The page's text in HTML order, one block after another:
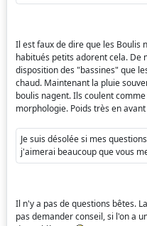
Il est faux de dire que les Boulis
habitués petits adorent cela.
disposition des "bassines" que
chaud. Maintenant la pluie
boulis nagent. Ils coulent
morphologie. Poids très en
Je suis désolée si mes
j'aimerai beaucoup que vous
Il n'y a pas de questions bêtes.
pas demander conseil, si l'on a